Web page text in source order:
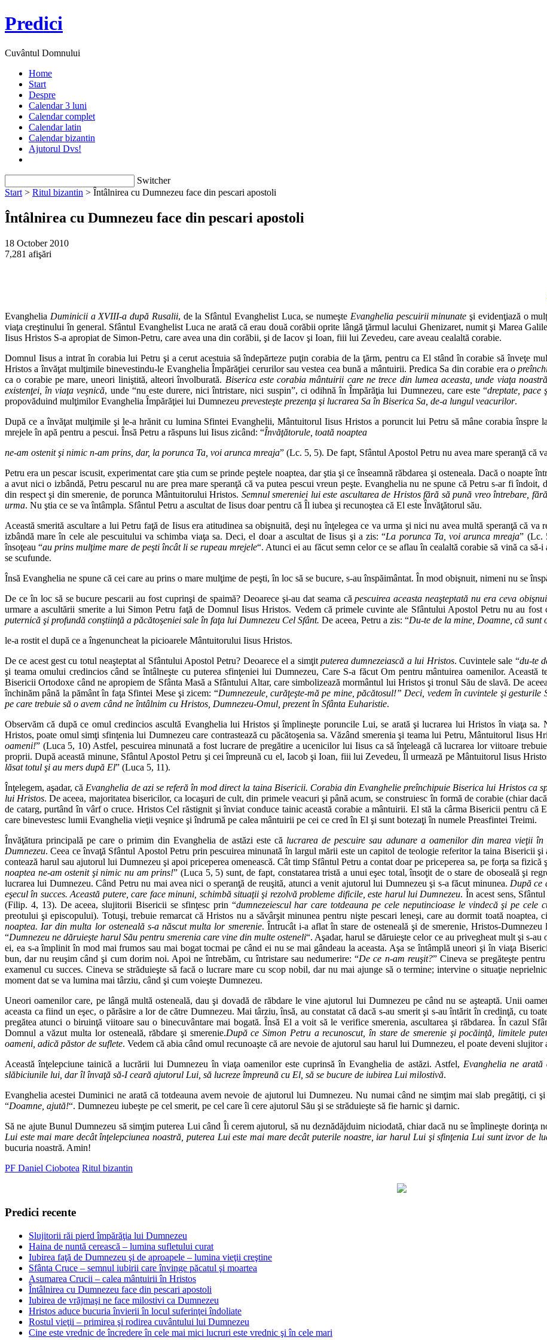
Predici
Cuvântul Domnului
Home
Start
Despre
Calendar 3 luni
Calendar complet
Calendar latin
Calendar bizantin
Ajutorul Dvs!
Switcher
Start > Ritul bizantin > Întâlnirea cu Dumnezeu face din pescari apostoli
Întâlnirea cu Dumnezeu face din pescari apostoli
18 October 2010
7,281 afişări
Evanghelia Duminicii a XVIII-a după Rusalii, de la Sfântul Evanghelist Luca, se numeşte Evanghelia pescuirii minunate şi evidenţiază o
viaţa creştinului în general. Sfântul Evanghelist Luca ne arată că erau două corăbii oprite lângă ţărmul lacului Ghenizaret, numit şi Marea
Iisus Hristos S-a apropiat de Simon-Petru, care avea una din corăbii, şi de Iacov şi Ioan, fiii lui Zevedeu, care aveau cealaltă corabie.
Domnul Iisus a intrat în corabia lui Petru şi a cerut acestuia să îndepărteze puţin corabia de la ţărm, pentru ca El stând în corabie să înveţe
Hristos a învăţat mulţimile binevestindu-le Evanghelia Împărăţiei cerurilor sau vestea cea bună a mântuirii. Predica Sa din corabie era o
ca o corabie pe mare, uneori liniştită, alteori învolburată. Biserica este corabia mântuirii care ne trece din lumea aceasta, unde viaţa
existenţei, în viaţa veşnică, unde “nu este durere, nici întristare, nici suspin”, ci odihnă în Împărăţia lui Dumnezeu, care este “dreptate, pace
propovăduind mulţimilor Evanghelia Împărăţiei lui Dumnezeu prevesteşte prezenţa şi lucrarea Sa în Biserica Sa, de-a lungul veacurilor.
După ce a învăţat mulţimile şi le-a hrănit cu lumina Sfintei Evanghelii, Mântuitorul Iisus Hristos a poruncit lui Petru să mâne corabia înspre
mrejele în apă pentru a pescui. Însă Petru a răspuns lui Iisus zicând: “Învăţătorule, toată noaptea
ne-am ostenit şi nimic n-am prins, dar, la porunca Ta, voi arunca mreaja” (Lc. 5, 5). De fapt, Sfântul Apostol Petru nu avea mare speranţă că
Petru era un pescar iscusit, experimentat care ştia cum se prinde peştele noaptea, dar ştia şi ce înseamnă răbdarea şi osteneala. Dacă o noapte
a avut nici o izbândă, Petru pescarul nu are prea mare speranţă că va putea pescui vreun peşte. Evanghelia nu ne spune că Petru s-ar fi
din respect şi din smerenie, de porunca Mântuitorului Hristos. Semnul smereniei lui este ascultarea de Hristos fără să pună vreo întrebare,
urma. Nu ştia ce se va întâmpla. Sfântul Petru a ascultat de Iisus doar pentru că Îl iubea şi recunoştea că El este Învăţătorul său.
Această smerită ascultare a lui Petru faţă de Iisus era atitudinea sa obişnuită, deşi nu înţelegea ce va urma şi nici nu avea multă speranţă că va
izbândă mare în cele ale pescuitului va schimba viaţa sa. Deci, el doar a ascultat de Iisus şi a zis: “La porunca Ta, voi arunca mreaja” (Lc.
însoţeau “au prins mulţime mare de peşti încât li se rupeau mrejele“. Atunci ei au făcut semn celor ce se aflau în cealaltă corabie să vină ca
se scufunde.
Însă Evanghelia ne spune că cei care au prins o mare mulţime de peşti, în loc să se bucure, s-au înspăimântat. În mod obişnuit, nimeni nu se
De ce în loc să se bucure pescarii au fost cuprinşi de spaimă? Deoarece şi-au dat seama căpescuirea aceasta neaşteptată nu era ceva
urmare a ascultării smerite a lui Simon Petru faţă de Domnul Iisus Hristos. Vedem că primele cuvinte ale Sfântului Apostol Petru nu au
puternică şi profundă conştiinţă a păcătoşeniei sale în faţa lui Dumnezeu Cel Sfânt. De aceea, Petru a zis: “Du-te de la mine, Doamne, că sunt
le-a rostit el după ce a îngenuncheat la picioarele Mântuitorului Iisus Hristos.
De ce acest gest cu totul neaşteptat al Sfântului Apostol Petru? Deoarece el a simţitputerea dumnezeiască a lui Hristos. Cuvintele sale “du-te
şi teama omului credincios când se întâlneşte cu puterea sfinţeniei lui Dumnezeu, Care S-a făcut Om pentru mântuirea oamenilor. Această
Bisericii Ortodoxe când ne apropiem de Sfânta Masă a Sfântului Altar, care simbolizează mormântul lui Hristos şi tronul Său de slavă. De
închinăm până la pământ în faţa Sfintei Mese şi zicem: “Dumnezeule, curăţeşte-mă pe mine, păcătosul!” Deci, vedem în cuvintele şi
pe care trebuie să o avem când ne întâlnim cu Hristos, Dumnezeu-Omul, prezent în Sfânta Euharistie.
Observăm că după ce omul credincios ascultă Evanghelia lui Hristos şi împlineşte poruncile Lui, se arată şi lucrarea lui Hristos în viaţa
Hristos, poate omul simţi sfinţenia lui Dumnezeu care contrastează cu păcătoşenia sa. Văzând smerenia şi teama lui Petru, Mântuitorul Iisus
oameni!” (Luca 5, 10) Astfel, pescuirea minunată a fost lucrare de pregătire a ucenicilor lui Iisus ca să înţeleagă că lucrarea lor viitoare
proprii. După această minune, Sfântul Apostol Petru şi cei împreună cu el, Iacob şi Ioan, fiii lui Zevedeu, Îl urmează pe Mântuitorul Iisus
lăsat totul şi au mers după El” (Luca 5, 11).
Înţelegem, aşadar, că Evanghelia de azi se referă în mod direct la taina Bisericii. Corabia din Evanghelie preînchipuie Biserica lui Hristos ca
lui Hristos. De aceea, majoritatea bisericilor, ca locaşuri de cult, din primele veacuri şi până acum, se construiesc în formă de corabie (chiar
de catarg, purtând în vârf o cruce. Hristos Cel răstignit şi înviat conduce tainic această corabie a mântuirii. El stă la cârma Bisericii pentru
care binevestesc lumii Evanghelia vieţii veşnice şi îndrumă pe calea mântuirii pe cei ce cred în El şi sunt botezaţi în numele Preasfintei Treimi.
Învăţătura principală pe care o primim din Evanghelia de astăzi este că lucrarea de pescuire sau adunare a oamenilor din marea vieţii
Dumnezeu. Ceea ce învaţă Sfântul Apostol Petru prin pescuirea minunată în largul mării este un capitol de teologie referitor la taina Bisericii
contează harul sau ajutorul lui Dumnezeu şi apoi priceperea omenească. Cât timp Sfântul Petru a contat doar pe priceperea sa, pe forţa sa
noaptea ne-am ostenit şi nimic nu am prins!” (Luca 5, 5) sunt, de fapt, constatarea tristă a unui eşec total, însoţit de o stare de oboseală şi
lucrarea lui Dumnezeu. Când Petru nu mai avea nici o speranţă de reuşită, atunci a venit ajutorul lui Dumnezeu şi s-a făcut minunea. După ce
eşecul în succes. Această putere, care face minuni, schimbă situaţii şi rezolvă probleme dificile, este harul lui Dumnezeu. În acest sens,
(Filip. 4, 13). De aceea, slujitorii Bisericii se sfinţesc prin “dumnezeiescul har care totdeauna pe cele neputincioase le vindecă şi pe cele
preotului şi episcopului). Totuşi, trebuie remarcat că Hristos nu a săvârşit minunea pentru nişte pescari leneşi, care au dormit toată noaptea,
noaptea. Iar din multa lor osteneală s-a născut multa lor smerenie. Întrucât i-a aflat în stare de osteneală şi de smerenie, Hristos-
“Dumnezeu ne dăruieşte harul Său pentru smerenia care vine din multe osteneli“. Aşadar, harul se dăruieşte celor ce au privegheat mult şi s-
ei, ea s-a împlinit în mod mai frumos sau mai bogat tocmai pe când ei nu se mai gândeau la aceasta. Aşa se întâmplă uneori şi în viaţa
bun, dar nu reuşim când şi cum dorim noi. Apoi ne întrebăm, cu întristare sau nedumerire: “De ce n-am reuşit?” Cineva se pregăteşte
examenul cu succes. Cineva se străduieşte să facă o lucrare mare cu scop nobil, dar nu mai ajunge să o termine; intervine o situaţie
moment dat se va lumina mai târziu, când şi cum voieşte Dumnezeu.
Uneori oamenilor care, pe lângă multă osteneală, dau şi dovadă de răbdare le vine ajutorul lui Dumnezeu pe când nu se aşteaptă. Unii
aceasta ca fiind un eşec, o părăsire a lor de către Dumnezeu. Mai târziu, însă, au constatat că dacă s-au smerit şi s-au întărit în credinţă, cu
pregătea atunci o biruinţă viitoare sau o binecuvântare mai bogată. Însă El a voit să le verifice smerenia, ascultarea şi răbdarea. În cazul
Domnul a văzut multa lor osteneală, răbdare şi smerenie.După ce Simon Petru a recunoscut, în stare de smerenie şi pocăinţă, limitele
oameni, adică păstor de suflete. Vedem că abia când omul recunoaşte că are nevoie de ajutorul sau harul lui Dumnezeu, el poate deveni
Această înţelepciune tainică a lucrării lui Dumnezeu în viaţa oamenilor este cuprinsă în Evanghelia de astăzi. Astfel, Evanghelia ne arată
slăbiciunile lui, dar îl învaţă să-I ceară ajutorul Lui, să lucreze împreună cu El, să se bucure de iubirea Lui milostivă.
Evanghelia acestei Duminici ne arată că totdeauna avem nevoie de ajutorul lui Dumnezeu. Nu numai când ne simţim mai slab pregătiţi, ci
“Doamne, ajută!“. Dumnezeu iubeşte pe cel smerit, pe cel care îi cere ajutorul Său şi se străduieşte să fie harnic şi darnic.
Să ne ajute Bunul Dumnezeu să simţim puterea Lui când Îi cerem ajutorul, să nu deznădăjduim niciodată, chiar dacă nu se împlineşte dorinţa
Lui este mai mare decât înţelepciunea noastră, puterea Lui este mai mare decât puterile noastre, iar harul Lui şi sfinţenia Lui sunt izvor de
bucuria noastră. Amin!
PF Daniel Ciobotea Ritul bizantin
Predici recente
Slujitorii răi pierd împărăţia lui Dumnezeu
Haina de nuntă cerească – lumina sufletului curat
Iubirea faţă de Dumnezeu şi de aproapele – lumina vieţii creştine
Sfânta Cruce – semnul iubirii care învinge păcatul şi moartea
Asumarea Crucii – calea mântuirii în Hristos
Întâlnirea cu Dumnezeu face din pescari apostoli
Iubirea de vrăjmaşi ne face milostivi ca Dumnezeu
Hristos aduce bucuria învierii în locul suferinţei îndoliate
Rostul vieţii – primirea şi rodirea cuvântului lui Dumnezeu
Cine este vrednic de încredere în cele mai mici lucruri este vrednic şi în cele mari